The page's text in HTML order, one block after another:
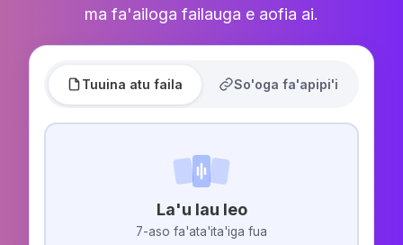
ma fa'ailoga failauga e aofia ai.
Tuuina atu faila So'oga fa'apipi'i
La'u lau leo
7-aso fa'ata'ita'iga fua